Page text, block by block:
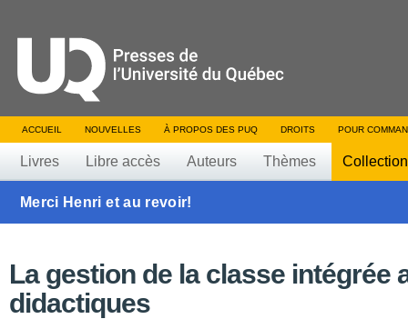
ACCUEIL NOUVELLES À PROPOS DES PUQ DROITS POUR
Livres Libre accès Auteurs Thèmes
Merci Henri et au revoir!
La gestion de la classe intégrée
didactiques